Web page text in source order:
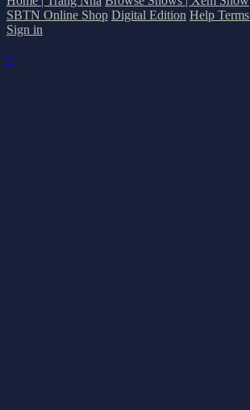
SBTN Online Shop Digital Edition Help Terms
Sign in
×